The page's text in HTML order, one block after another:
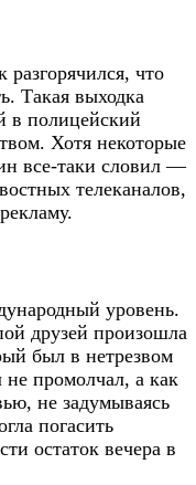
что
Такая выходка
в полицейский
Хотя некоторые
все-таки словил —
телеканалов,
уровень.
друзей произошла
был в нетрезвом
промолчал, а как
не задумываясь
погасить
остаток вечера в